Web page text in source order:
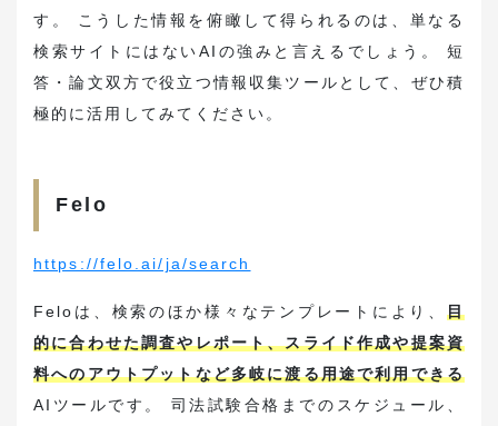
す。 こうした情報を俯瞰して得られるのは、単なる
検索サイトにはないAIの強みと言えるでしょう。 短
答・論文双方で役立つ情報収集ツールとして、ぜひ積
極的に活用してみてください。
Felo
https://felo.ai/ja/search
Feloは、検索のほか様々なテンプレートにより、 目
的に合わせた調査やレポート、スライド作成や提案資
料へのアウトプットなど多岐に渡る用途で利用できる
AIツールです。 司法試験合格までのスケジュール、